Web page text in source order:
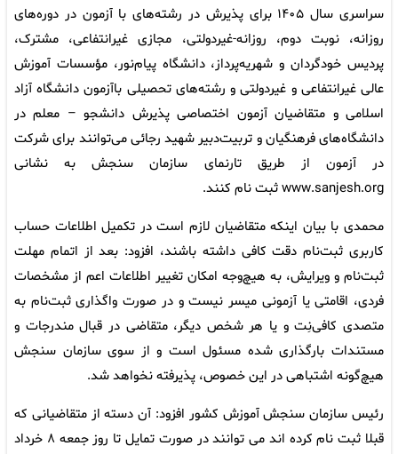
سراسری‌ سال ۱۴۰۵ برای‌ پذیرش در رشته‌های با آزمون در دوره‌های‌
روزانه، نوبت ‌دوم، روزانه-غیردولتی، مجازی غیرانتفاعی، مشترک،
پردیس خودگردان و شهریه‌پرداز، دانشگاه‌ پیام‌نور، مؤسسات‌ آموزش‌
عالی‌ غیرانتفاعی‌ و غیردولتی و رشته‌های تحصیلی باآزمون دانشگاه آزاد
اسلامی و متقاضیان آزمون اختصاصی پذیرش دانشجو – معلم در
دانشگاه‌های فرهنگیان و تربیت‌دبیر شهید رجائی می‌توانند برای شرکت
در آزمون از طریق تارنمای سازمان سنجش به نشانی
www.sanjesh.org ثبت نام کنند.
محمدی با بیان اینکه متقاضیان لازم است در تکمیل اطلاعات حساب
کاربری ثبت‌نام دقت کافی داشته باشند، افزود: بعد از اتمام مهلت
ثبت‌نام و ویرایش، به هیچ‌وجه امکان تغییر اطلاعات اعم از مشخصات
فردی، اقامتی یا آزمونی میسر نیست و در صورت واگذاری ثبت‌نام به
متصدی کافی‌نِت و یا هر شخص دیگر، متقاضی در قبال مندرجات و
مستندات بارگذاری شده مسئول است و از سوی سازمان سنجش
هیچ‌گونه اشتباهی در این خصوص، پذیرفته نخواهد شد.
رئیس سازمان سنجش آموزش کشور افزود: آن دسته از متقاضیانی که
قبلا ثبت نام کرده اند می توانند در صورت تمایل تا روز جمعه ۸ خرداد